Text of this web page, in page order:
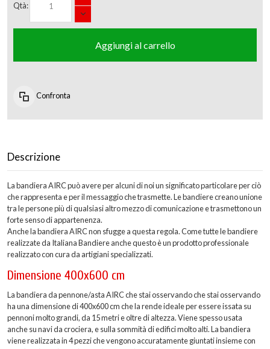
Qtà:
Aggiungi al carrello
Confronta
Descrizione
La bandiera AIRC può avere per alcuni di noi un significato particolare per ciò
che rappresenta e per il messaggio che trasmette. Le bandiere creano unione
tra le persone più di qualsiasi altro mezzo di comunicazione e trasmettono un
forte senso di appartenenza.
Anche la bandiera AIRC non sfugge a questa regola. Come tutte le bandiere
realizzate da Italiana Bandiere anche questo è un prodotto professionale
realizzato con cura da artigiani specializzati.
Dimensione 400x600 cm
La bandiera da pennone/asta AIRC che stai osservando che stai osservando
ha una dimensione di 400x600 cm che la rende ideale per essere issata su
pennoni molto grandi, da 15 metri e oltre di altezza. Viene spesso usata
anche su navi da crociera, e sulla sommità di edifici molto alti. La bandiera
viene realizzata in 4 pezzi che vengono accuratamente giuntati insieme con